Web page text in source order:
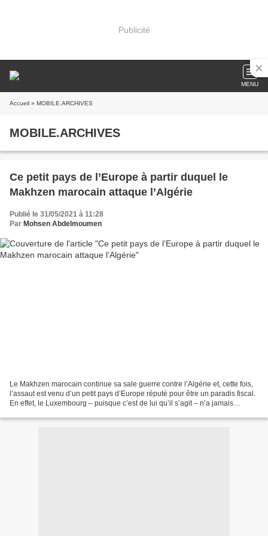
Publicité
MENU
Accueil » MOBILE.ARCHIVES
MOBILE.ARCHIVES
Ce petit pays de l’Europe à partir duquel le
Makhzen marocain attaque l’Algérie
Publié le 31/05/2021 à 11:28
Par Mohsen Abdelmoumen
Le Makhzen marocain continue sa sale guerre contre l’Algérie et, cette fois,
l’assaut est venu d’un petit pays d’Europe réputé pour être un paradis fiscal.
En effet, le Luxembourg – puisque c’est de lui qu’il s’agit – n’a jamais